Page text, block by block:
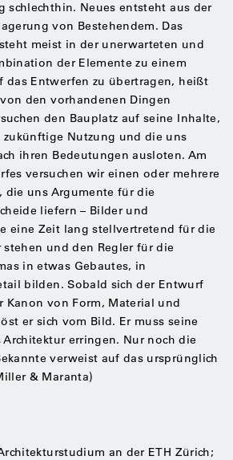
schlechthin. Neues entsteht aus der
von Bestehendem. Das
meist in der unerwarteten und
der Elemente zu einem
das Entwerfen zu übertragen, heißt
den vorhandenen Dingen
den Bauplatz auf seine Inhalte,
Nutzung und die uns
ihren Bedeutungen ausloten. Am
versuchen wir einen oder mehrere
die uns Argumente für die
liefern – Bilder und
eine Zeit lang stellvertretend für die
stehen und den Regler für die
in etwas Gebautes, in
bilden. Sobald sich der Entwurf
Kanon von Form, Material und
er sich vom Bild. Er muss seine
erringen. Nur noch die
verweist auf das ursprünglich
& Maranta)
an der ETH Zürich;